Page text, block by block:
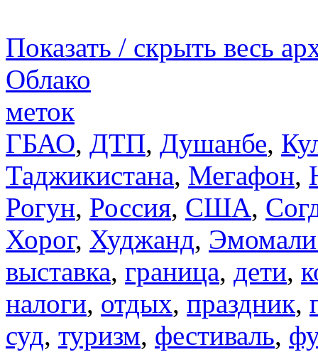
Показать / скрыть весь
Облако
меток
ГБАО, ДТП, Душанбе,
Таджикистана, Мегафон,
Рогун, Россия, США,
Хорог, Худжанд,
выставка, граница, дети,
налоги, отдых, праздник,
суд, туризм, фестиваль,